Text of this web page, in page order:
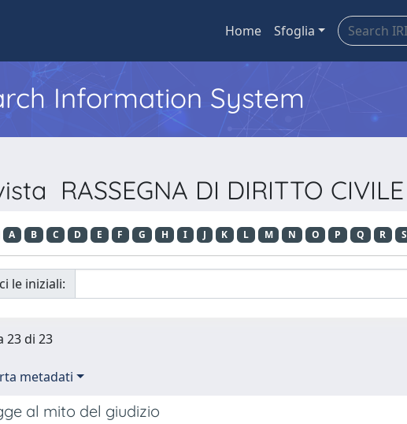
Home Sfoglia
Information System
RASSEGNA DI DIRITTO CIVILE
A B C D E F G H I J K L M N O P Q R S
le iniziali:
23 di 23
metadati
al mito del giudizio